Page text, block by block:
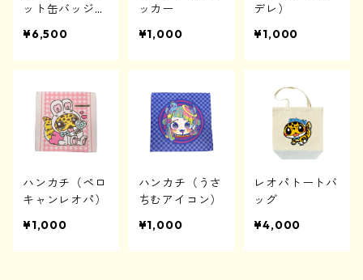
ット缶バッジ
ット
¥6,500
ッカー
¥1,000
デレ）
¥1,000
ハンカチ（ペロ
キャンレオパ）
¥1,000
ハンカチ（うさ
ちむアイコン）
¥1,000
レオパトートバ
ッグ
¥4,000